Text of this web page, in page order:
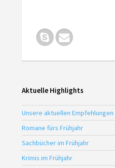
Aktuelle Highlights
Unsere aktuellen Empfehlungen
Romane fürs Frühjahr
Sachbücher im Frühjahr
Krimis im Frühjahr